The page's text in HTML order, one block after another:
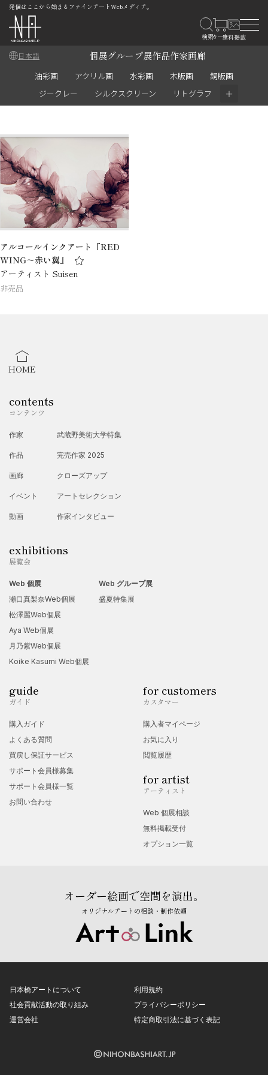
発信はここから始まるファインアートWebメディア。
日本語 個展グループ展作品作家画廊
油彩画 アクリル画 水彩画 木版画
銅版画
ジークレー
シルクスクリーン リトグラフ ＋
アルコールインクアート『RED
WING～赤い翼』
アーティスト Suisen
非売品
HOME
contents
コンテンツ
作家
作品
画廊
イベント
動画
武蔵野美術大学特集
完売作家 2025
クローズアップ
アートセレクション
作家インタビュー
exhibitions
展覧会
Web 個展
瀬口真梨奈Web個展
松澤麗Web個展
Aya Web個展
月乃紫Web個展
Koike Kasumi Web個展
Web グループ展
盛夏特集展
guide
ガイド
購入ガイド
よくある質問
買戻し保証サービス
サポート会員様募集
サポート会員様一覧
お問い合わせ
for customers
カスタマー
購入者マイページ
お気に入り
閲覧履歴
for artist
アーティスト
Web 個展相談
無料掲載受付
オプション一覧
オーダー絵画で空間を演出。
オリジナルアートの相談・制作依頼
日本橋アートについて
社会貢献活動の取り組み
運営会社
利用規約
プライバシーポリシー
特定商取引法に基づく表記